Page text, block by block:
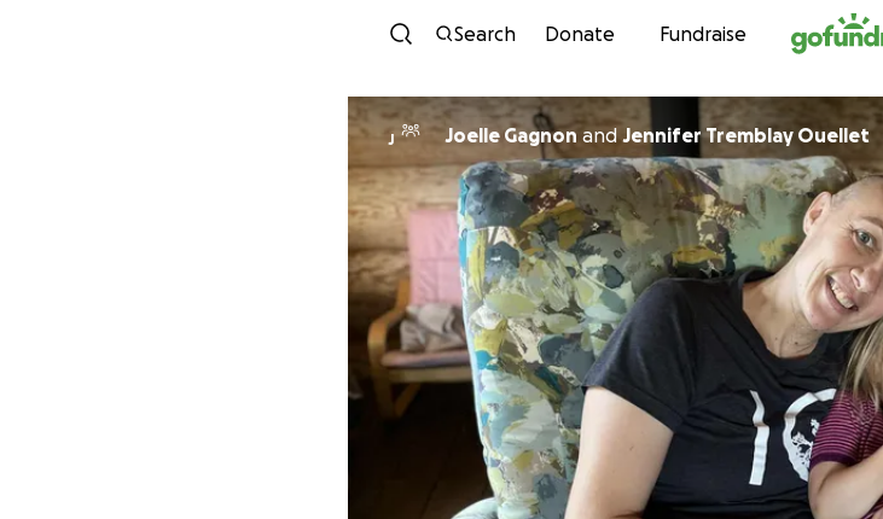
Skip to content
Search Donate Fundraise
J Joelle Gagnon andJennifer Tremblay Ouellet